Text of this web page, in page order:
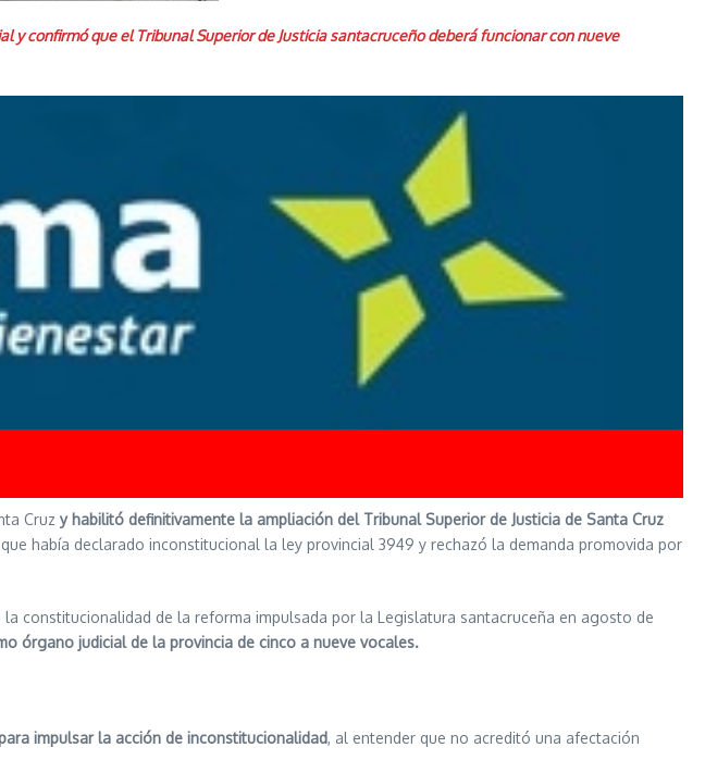
confirmó que el Tribunal Superior de Justicia santacruceño deberá funcionar con nueve
Cruz y habilitó definitivamente la ampliación del Tribunal Superior de Justicia de Santa Cruz
había declarado inconstitucional la ley provincial 3949 y rechazó la demanda promovida por
constitucionalidad de la reforma impulsada por la Legislatura santacruceña en agosto de
órgano judicial de la provincia de cinco a nueve vocales.
impulsar la acción de inconstitucionalidad, al entender que no acreditó una afectación